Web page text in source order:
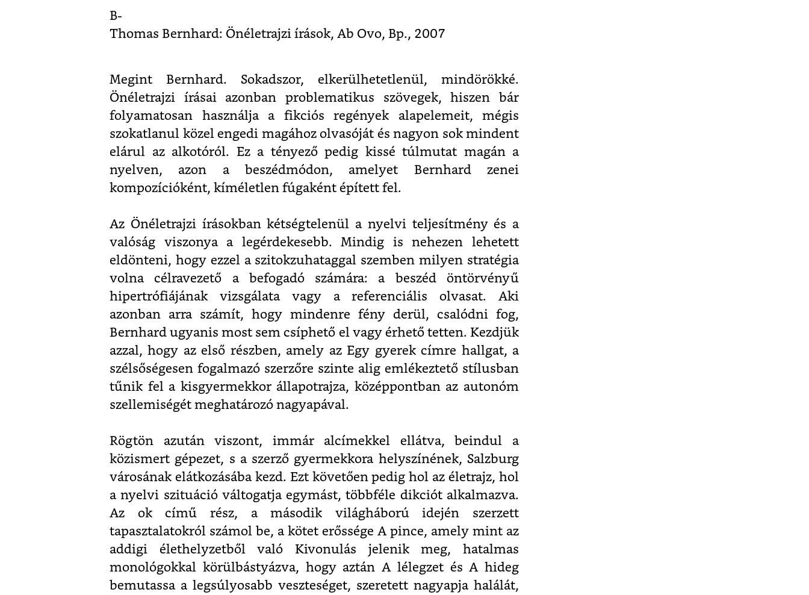
B-
Thomas Bernhard: Önéletrajzi írások, Ab Ovo, Bp., 2007
Megint Bernhard. Sokadszor, elkerülhetetlenül, mindörökké.
Önéletrajzi írásai azonban problematikus szövegek, hiszen bár
folyamatosan használja a fikciós regények alapelemeit, mégis
szokatlanul közel engedi magához olvasóját és nagyon sok mindent
elárul az alkotóról. Ez a tényező pedig kissé túlmutat magán a
nyelven, azon a beszédmódon, amelyet Bernhard zenei
kompozícióként, kíméletlen fúgaként épített fel.
Az Önéletrajzi írásokban kétségtelenül a nyelvi teljesítmény és a
valóság viszonya a legérdekesebb. Mindig is nehezen lehetett
eldönteni, hogy ezzel a szitokzuhataggal szemben milyen stratégia
volna célravezető a befogadó számára: a beszéd öntörvényű
hipertrófiájának vizsgálata vagy a referenciális olvasat. Aki
azonban arra számít, hogy mindenre fény derül, csalódni fog,
Bernhard ugyanis most sem csíphető el vagy érhető tetten. Kezdjük
azzal, hogy az első részben, amely az Egy gyerek címre hallgat, a
szélsőségesen fogalmazó szerzőre szinte alig emlékeztető stílusban
tűnik fel a kisgyermekkor állapotrajza, középpontban az autonóm
szellemiségét meghatározó nagyapával.
Rögtön azután viszont, immár alcímekkel ellátva, beindul a
közismert gépezet, s a szerző gyermekkora helyszínének, Salzburg
városának elátkozásába kezd. Ezt követően pedig hol az életrajz, hol
a nyelvi szituáció váltogatja egymást, többféle dikciót alkalmazva.
Az ok című rész, a második világháború idején szerzett
tapasztalatokról számol be, a kötet erőssége A pince, amely mint az
addigi élethelyzetből való Kivonulás jelenik meg, hatalmas
monológokkal körülbástyázva, hogy aztán A lélegzet és A hideg
bemutassa a legsúlyosabb veszteséget, szeretett nagyapja halálát,